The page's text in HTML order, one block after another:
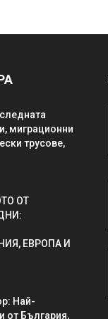
миграционни
трусове,
ОТ
ЕВРОПА И
Най-
от България,